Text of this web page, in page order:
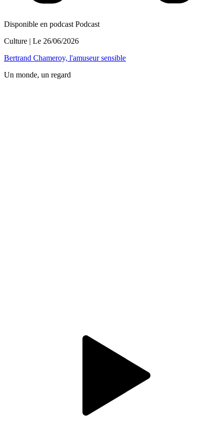
Disponible en podcast Podcast
Culture | Le 26/06/2026
Bertrand Chameroy, l'amuseur sensible
Un monde, un regard